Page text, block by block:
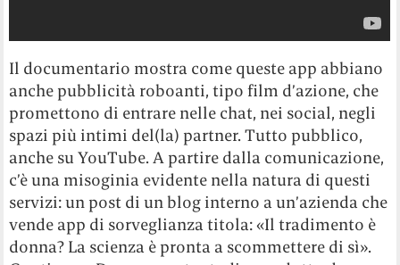
Il documentario mostra come queste app abbiano
anche pubblicità roboanti, tipo film d’azione, che
promettono di entrare nelle chat, nei social, negli
spazi più intimi del(la) partner. Tutto pubblico,
anche su YouTube. A partire dalla comunicazione,
c’è una misoginia evidente nella natura di questi
servizi: un post di un blog interno a un’azienda che
vende app di sorveglianza titola: «Il tradimento è
donna? La scienza è pronta a scommettere di sì».